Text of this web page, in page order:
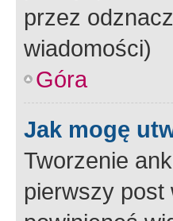
przez
wiadomości)
Góra
Jak mogę
Tworzenie
pierwszy post